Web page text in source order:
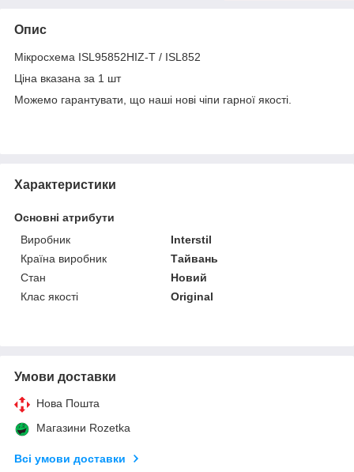
Опис
Мікросхема ISL95852HIZ-T / ISL852
Ціна вказана за 1 шт
Можемо гарантувати, що наші нові чіпи гарної якості.
Характеристики
Основні атрибути
Виробник
Interstil
Країна виробник
Тайвань
Стан
Новий
Клас якості
Original
Умови доставки
Нова Пошта
Магазини Rozetka
Всі умови доставки